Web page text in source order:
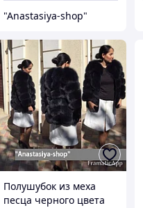
"Anastasiya-shop"
Полушубок из меха
песца черного цвета